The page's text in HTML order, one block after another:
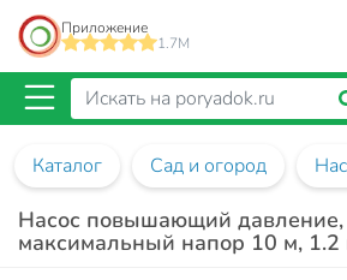
Приложение
1.7M
Каталог Сад и огород
Насос повышающий давление,
максимальный напор 10 м, 1.2